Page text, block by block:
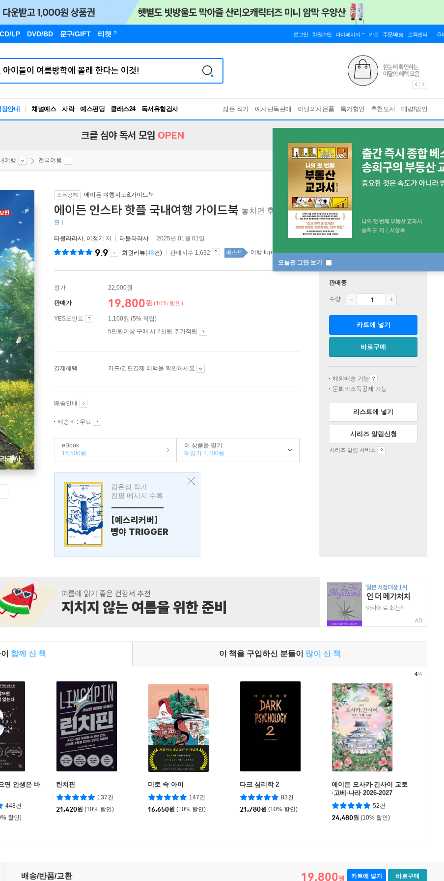
CD/LP DVD/BD 문구/GIFT 티켓 로그인 회원가입 마이페이지 카트 주문/배송 고객센터
안내 채널예스 사락 예스펀딩 클래스24
독서유형검사
RBTI Lab
젊은 작가 예사단독판매 이달의사은품 특가할인 추천도서 대량/법인
오늘은 그만 보기
크클 심야 독서 모임 OPEN
여행 전국여행
소득공제 에이든 여행지도&가이드북
에이든 인스타 핫플 국내여행 가이드북 놓치면 후회할 인생샷 HOT PLACE
판 ]
타블라라사, 이정기 저 타블라라사 2025년 01월 01일
9.9 회원리뷰(48건) 판매지수 1,632 베스트 여행 top100 33주
정가 22,000원
판매가 19,800원 (10% 할인)
YES포인트
1,100원 (5% 적립)
5만원이상 구매 시 2천원 추가적립
결제혜택 카드/간편결제 혜택을 확인하세요
배송안내
배송비 : 무료
eBook
16,500원
이 상품을 팔기
매입가 2,200원
김은성 작가
친필 메시지 수록
---------------
[예스리커버]
빵야 TRIGGER
판매중
수량
카트에 넣기
바로구매
해외배송 가능
문화비소득공제 가능
리스트에 넣기
시리즈 알림신청
시리즈 알림 서비스
AD
함께 산 책 이 책을 구입하신 분들이 많이 산 책
면 인생은 바
448건
할인)
린치핀
137건
21,420원 (10% 할인)
미로 속 아이
147건
16,650원 (10% 할인)
다크 심리학 2
83건
21,780원 (10% 할인)
에이든 오사카·간사이 교토
·고베·나라 2026-2027
52건
24,480원 (10% 할인)
4/4
배송/반품/교환 19,800원 카트에 넣기 바로구매